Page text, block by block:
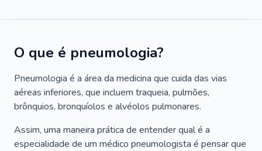
O que é pneumologia?
Pneumologia é a área da medicina que cuida das vias
aéreas inferiores, que incluem traqueia, pulmões,
brônquios, bronquíolos e alvéolos pulmonares.
Assim, uma maneira prática de entender qual é a
especialidade de um médico pneumologista é pensar que